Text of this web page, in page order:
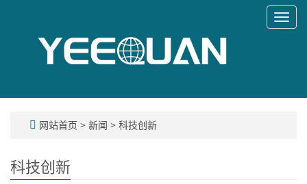
网站首页 > 新闻 > 科技创新
科技创新